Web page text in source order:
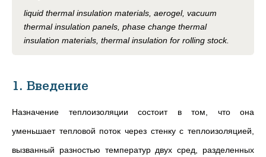
liquid thermal insulation materials, aerogel, vacuum
thermal insulation panels, phase change thermal
insulation materials, thermal insulation for rolling stock.
1. Введение
Назначение теплоизоляции состоит в том, что она
уменьшает тепловой поток через стенку с теплоизоляцией,
вызванный разностью температур двух сред, разделенных